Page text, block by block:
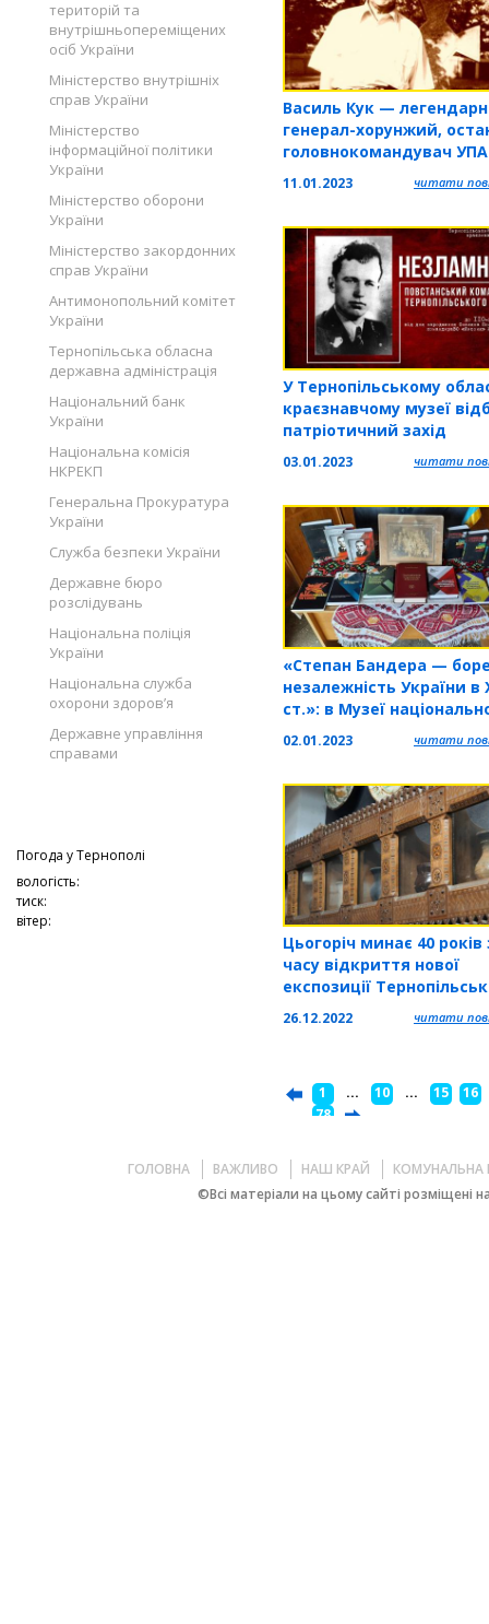
територій та
внутрішньопереміщених
осіб України
Міністерство внутрішніх
справ України
Міністерство
інформаційної політики
України
Міністерство оборони
України
Міністерство закордонних
справ України
Антимонопольний комітет
України
Тернопільська обласна
державна адміністрація
Національний банк
України
Національна комісія
НКРЕКП
Генеральна Прокуратура
України
Служба безпеки України
Державне бюро
розслідувань
Національна поліція
України
Національна служба
охорони здоров’я
Державне управління
справами
Погода уТернополі
вологість:
тиск:
вітер:
Василь Кук —
генерал-хорунжий,
головнокомандувач УПА
11.01.2023 читати
У Тернопільському
краєзнавчому музеї
патріотичний захід
03.01.2023 читати
«Степан Бандера —
незалежність України в
ст.»: в Музеї
Тернопільщини
експозицію
02.01.2023 читати
Цьогоріч минає 40 років
часу відкриття нової
експозиції
обласного краєзнавчого
26.12.2022 читати
1 ... 10 ... 15
16
78
ГОЛОВНА ВАЖЛИВО НАШ КРАЙ
КОМУНАЛЬНА
©Всі матеріали на цьому сайті розміщені